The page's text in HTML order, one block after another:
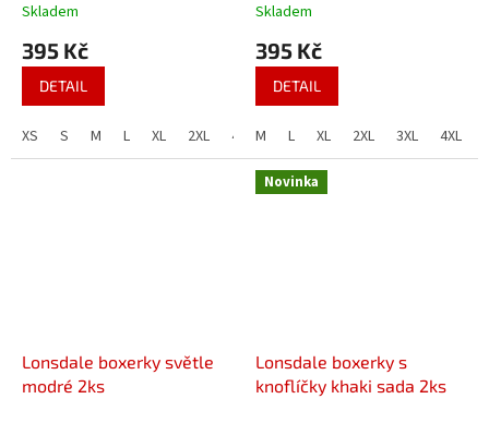
Skladem
395 Kč
DETAIL
XS S M L XL 2XL 4XL
Skladem
395 Kč
DETAIL
M L XL 2XL 3XL 4XL
Lonsdale boxerky světle
modré 2ks
Novinka
Lonsdale boxerky s
knoflíčky khaki sada 2ks